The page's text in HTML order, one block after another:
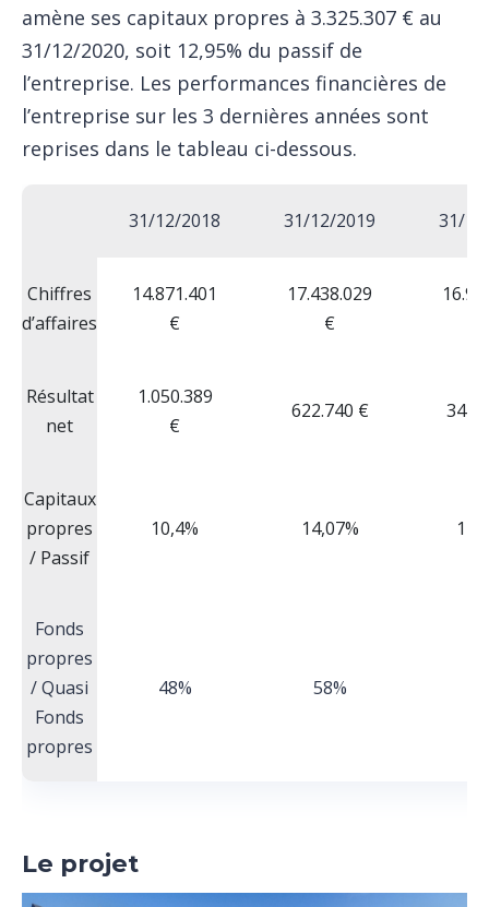
amène ses capitaux propres à 3.325.307 € au
31/12/2020, soit 12,95% du passif de
l’entreprise. Les performances financières de
l’entreprise sur les 3 dernières années sont
reprises dans le tableau ci-dessous.
31/12/2018 31/12/2019 31/
Chiffres
d’affaires
14.871.401
€
17.438.029
€
Résultat
net
1.050.389
€
622.740 €
Capitaux
propres
/ Passif
10,4% 14,07%
Fonds
propres
/ Quasi
Fonds
propres
48% 58%
Le projet